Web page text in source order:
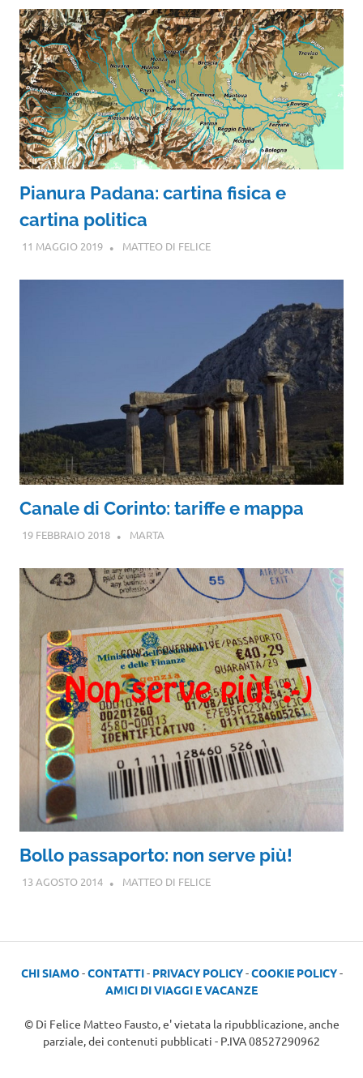
Pianura Padana: cartina fisica e
cartina politica
11 MAGGIO 2019 MATTEO DI FELICE
Canale di Corinto: tariffe e mappa
19 FEBBRAIO 2018 MARTA
Bollo passaporto: non serve più!
13 AGOSTO 2014 MATTEO DI FELICE
CHI SIAMO-CONTATTI- PRIVACY POLICY-COOKIE POLICY-
AMICI DI VIAGGI E VACANZE
© Di Felice Matteo Fausto, e' vietata la ripubblicazione, anche
parziale, dei contenuti pubblicati - P.IVA 08527290962